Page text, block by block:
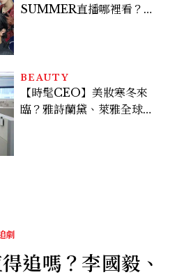
SUMMER直播哪裡看？
BEAUTY
【時髦CEO】美妝寒冬來
臨？雅詩蘭黛、萊雅全球裁
劇
追嗎？李國毅、